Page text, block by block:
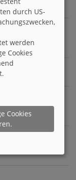
durch US-
werden
Cookies
Cookies